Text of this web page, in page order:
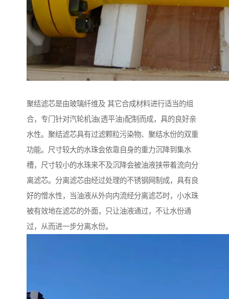
聚结滤芯是由玻璃纤维及 其它合成材料进行适当的组
合，专门针对汽轮机油(透平油)配制而成，具的良好亲
水性。聚结滤芯具有过滤颗粒污染物、聚结水份的双重
功能。尺寸较大的水珠会依靠自身的重力沉降到集水
槽，尺寸较小的水珠来不及沉降会被油液挟带着流向分
离滤芯。分离滤芯由经过处理的不锈钢网制成，具有良
好的憎水性，当油液从外向内流经分离滤芯时，小水珠
被有效地在滤芯的外面，只让油液通过，不让水份通
过，从而进一步分离水份。